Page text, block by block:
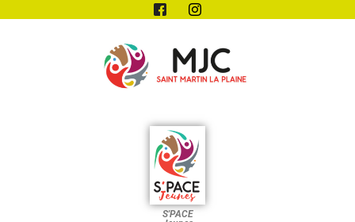
S'PACE